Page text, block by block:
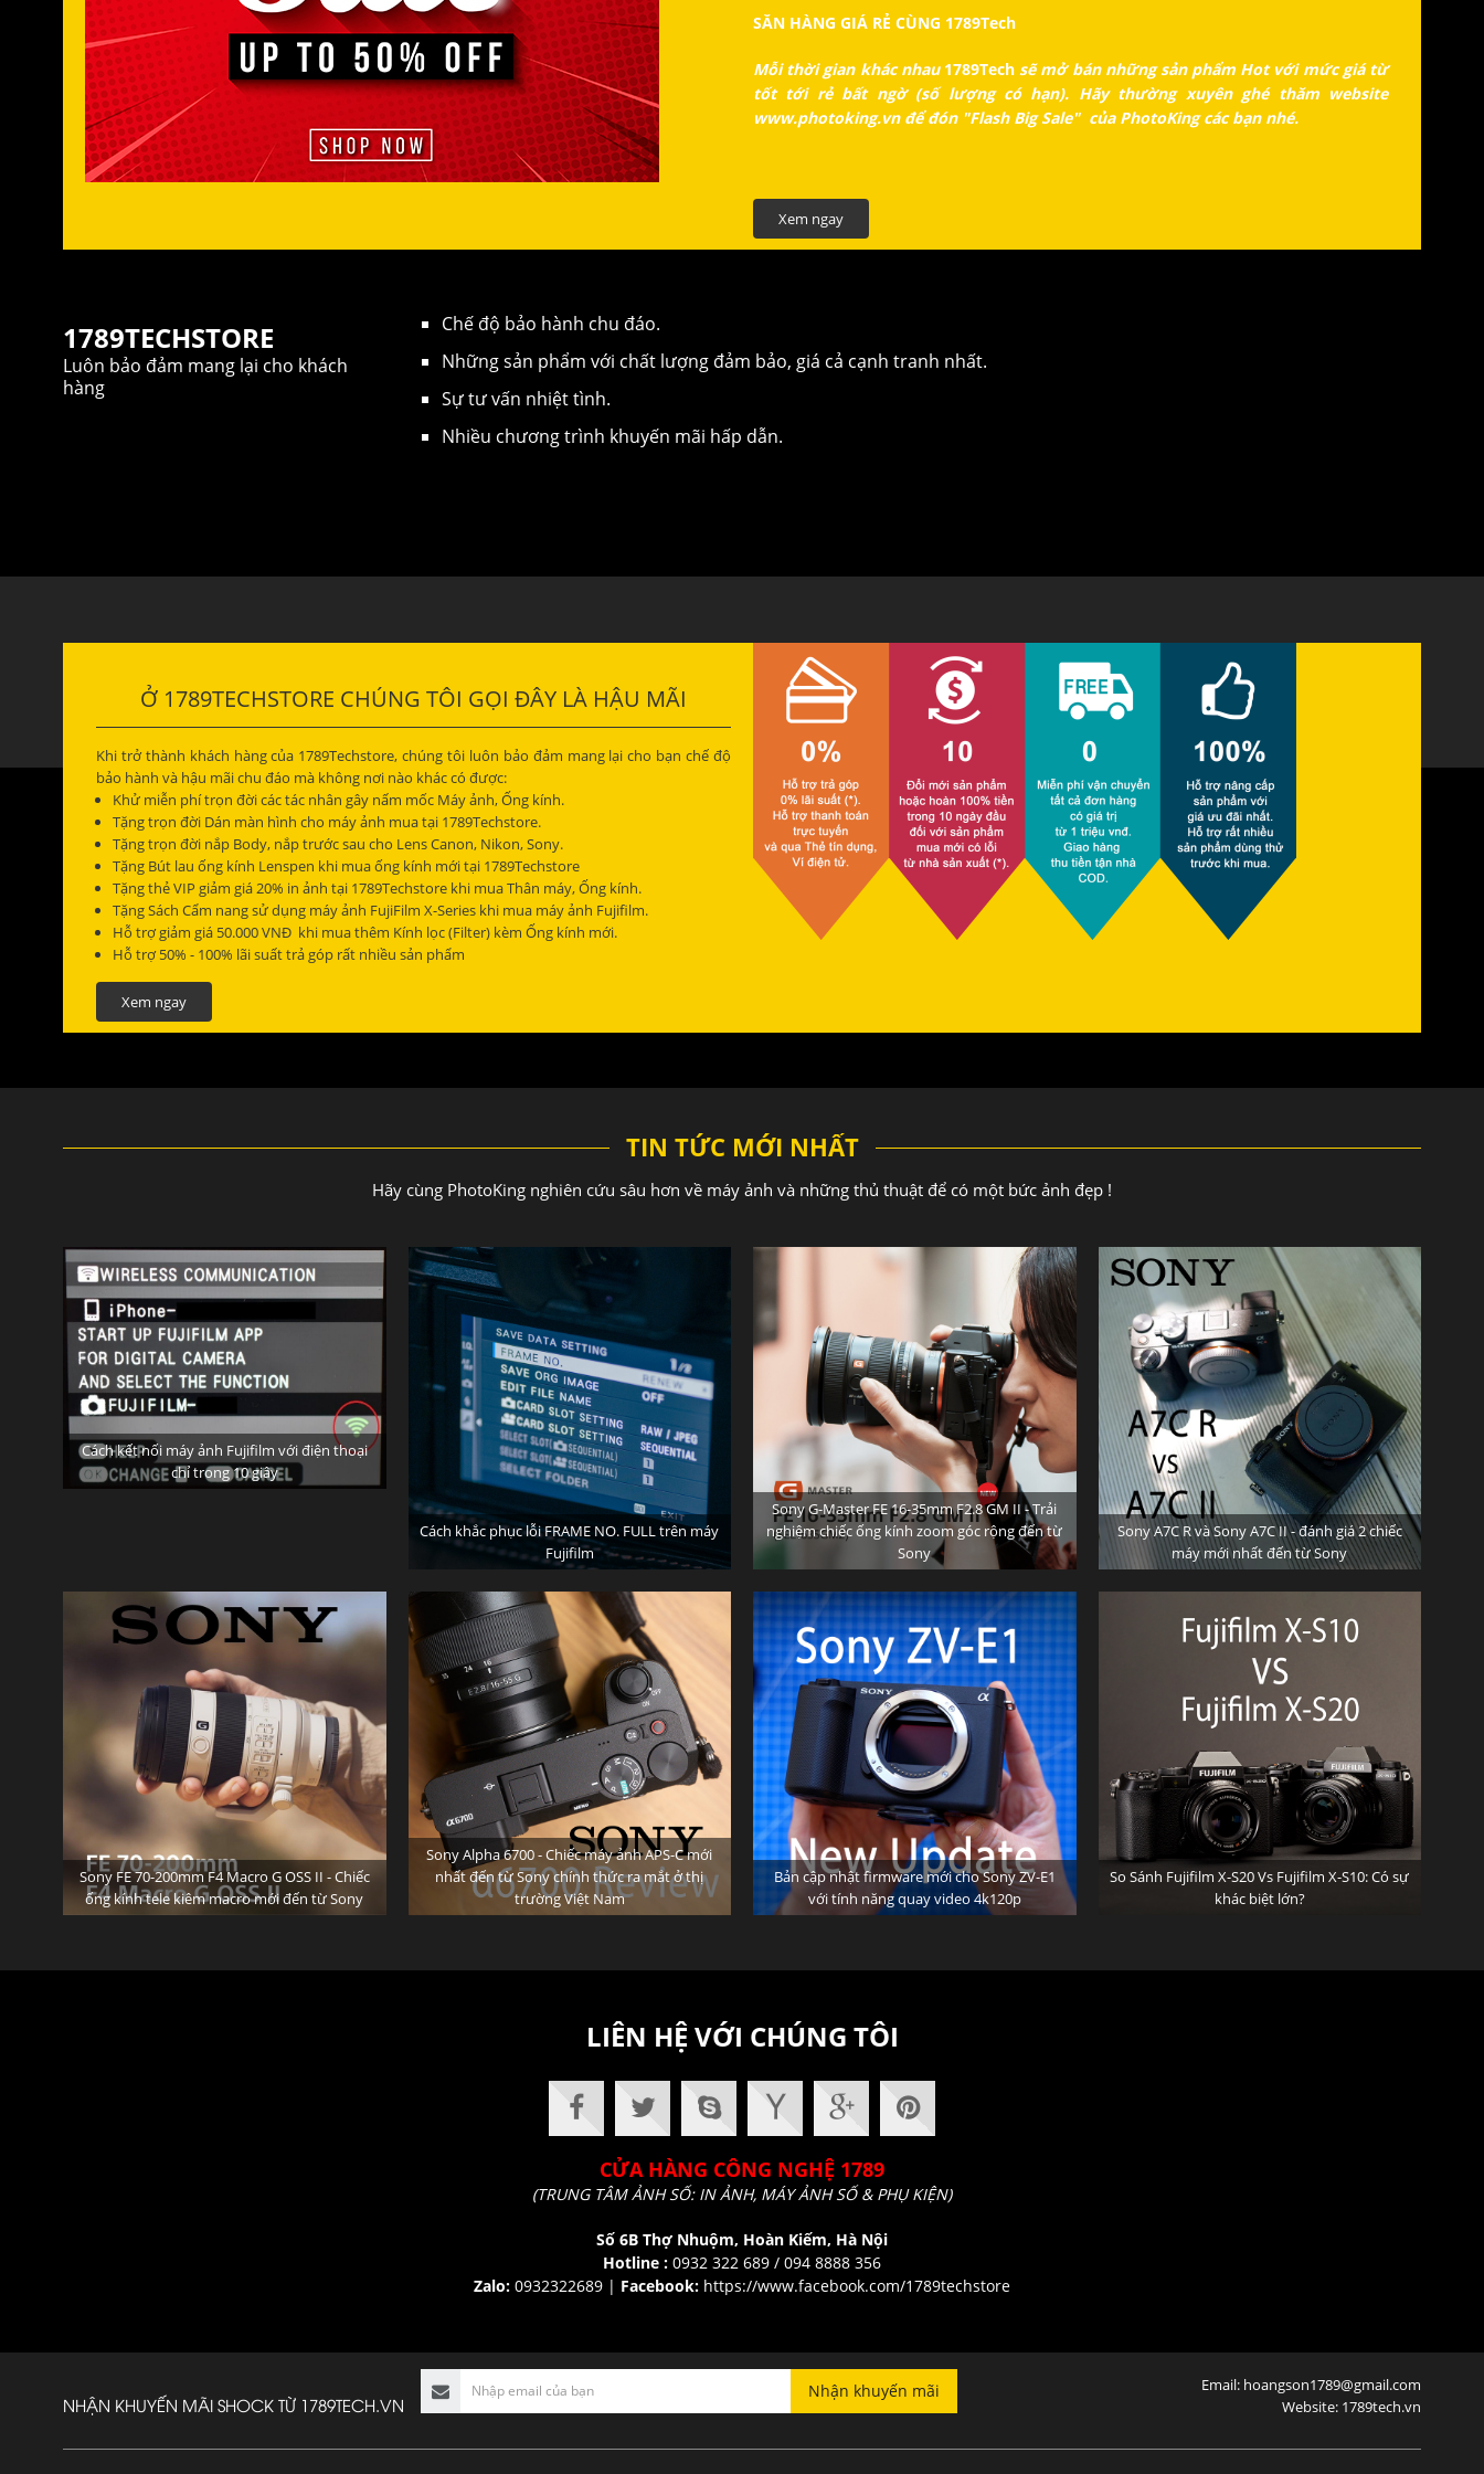
SĂN HÀNG GIÁ RẺ CÙNG 1789Tech
Mỗi thời gian khác nhau 1789Techsẽ mở bán những sản phẩm Hot với mức giá từ
tốt tới rẻ bất ngờ (số lượng có hạn). Hãy thường xuyên ghé thăm website
www.photoking.vn để đón "Flash Big Sale" của PhotoKing các bạn nhé.
Xem ngay
1789TECHSTORE
Luôn bảo đảm mang lại cho khách
hàng
Chế độ bảo hành chu đáo.
Những sản phẩm với chất lượng đảm bảo, giá cả cạnh tranh nhất.
Sự tư vấn nhiệt tình.
Nhiều chương trình khuyến mãi hấp dẫn.
Ở 1789TECHSTORE CHÚNG TÔI GỌI ĐÂY LÀ HẬU MÃI
Khi trở thành khách hàng của 1789Techstore, chúng tôi luôn bảo đảm mang lại cho bạn chế độ
bảo hành và hậu mãi chu đáo mà không nơi nào khác có được:
Khử miễn phí trọn đời các tác nhân gây nấm mốc Máy ảnh, Ống kính.
Tặng trọn đời Dán màn hình cho máy ảnh mua tại 1789Techstore.
Tặng trọn đời nắp Body, nắp trước sau cho Lens Canon, Nikon, Sony.
Tặng Bút lau ống kính Lenspen khi mua ống kính mới tại 1789Techstore
Tặng thẻ VIP giảm giá 20% in ảnh tại 1789Techstore khi mua Thân máy, Ống kính.
Tặng Sách Cẩm nang sử dụng máy ảnh FujiFilm X-Series khi mua máy ảnh Fujifilm.
Hỗ trợ giảm giá 50.000 VNĐ khi mua thêm Kính lọc (Filter) kèm Ống kính mới.
Hỗ trợ 50% - 100% lãi suất trả góp rất nhiều sản phẩm
Xem ngay
TIN TỨC MỚI NHẤT
Hãy cùng PhotoKing nghiên cứu sâu hơn về máy ảnh và những thủ thuật để có một bức ảnh đẹp !
Cách kết nối máy ảnh Fujifilm với điện thoại
chỉ trong 10 giây
Cách khắc phục lỗi FRAME NO. FULL trên máy
Fujifilm
Sony G-Master FE 16-35mm F2.8 GM II - Trải
nghiệm chiếc ống kính zoom góc rộng đến từ
Sony
Sony A7C R và Sony A7C II - đánh giá 2 chiếc
máy mới nhất đến từ Sony
Sony FE 70-200mm F4 Macro G OSS II - Chiếc
ống kính tele kiêm macro mới đến từ Sony
Sony Alpha 6700 - Chiếc máy ảnh APS-C mới
nhất đến từ Sony chính thức ra mắt ở thị
trường Việt Nam
Bản cập nhật firmware mới cho Sony ZV-E1
với tính năng quay video 4k120p
So Sánh Fujifilm X-S20 Vs Fujifilm X-S10: Có sự
khác biệt lớn?
LIÊN HỆ VỚI CHÚNG TÔI
CỬA HÀNG CÔNG NGHỆ 1789
(TRUNG TÂM ẢNH SỐ: IN ẢNH, MÁY ẢNH SỐ & PHỤ KIỆN)
Số 6B Thợ Nhuộm, Hoàn Kiếm, Hà Nội
Hotline : 0932 322 689 / 094 8888 356
Zalo: 0932322689 | Facebook: https://www.facebook.com/1789techstore
NHẬN KHUYẾN MÃI SHOCK TỪ 1789TECH.VN
Nhận khuyến mãi
Email: hoangson1789@gmail.com
Website: 1789tech.vn